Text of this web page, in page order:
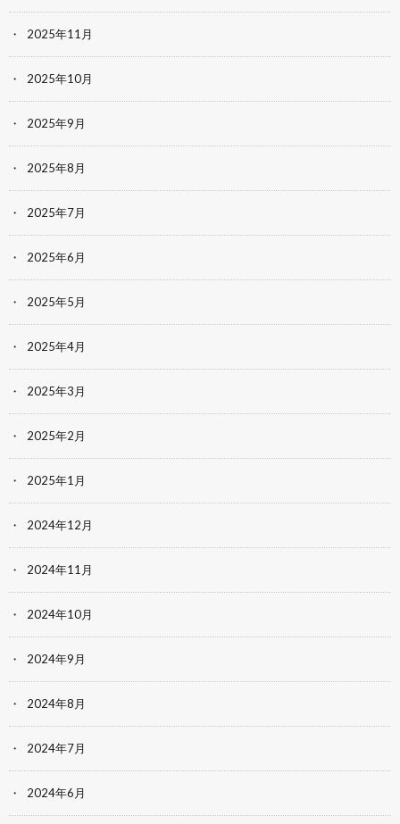
2025年11月
2025年10月
2025年9月
2025年8月
2025年7月
2025年6月
2025年5月
2025年4月
2025年3月
2025年2月
2025年1月
2024年12月
2024年11月
2024年10月
2024年9月
2024年8月
2024年7月
2024年6月